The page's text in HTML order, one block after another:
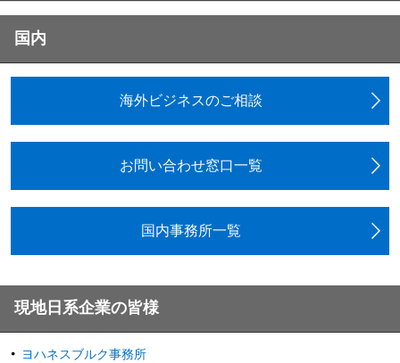
国内
海外ビジネスのご相談
お問い合わせ窓口一覧
国内事務所一覧
現地日系企業の皆様
ヨハネスブルク事務所